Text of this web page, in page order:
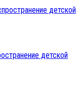
детской